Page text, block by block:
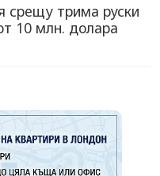
срещу трима руски
10 млн. долара